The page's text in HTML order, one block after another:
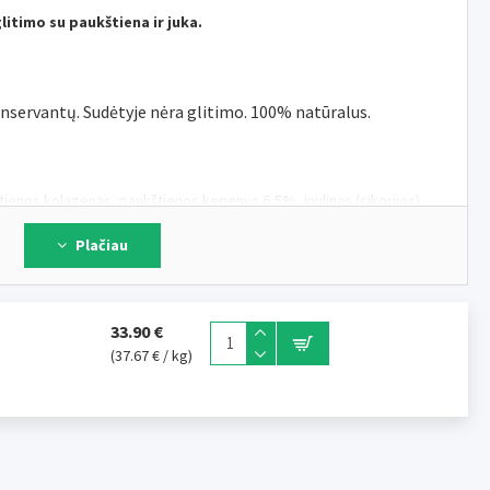
33.90 €
(37.67 € / kg)
su paukštiena ir juka.
Sudėtyje nėra glitimo. 100% natūralus.
kolagenas, paukštienos kepenys 6,5%, inulinas (cikorijos)
Plačiau